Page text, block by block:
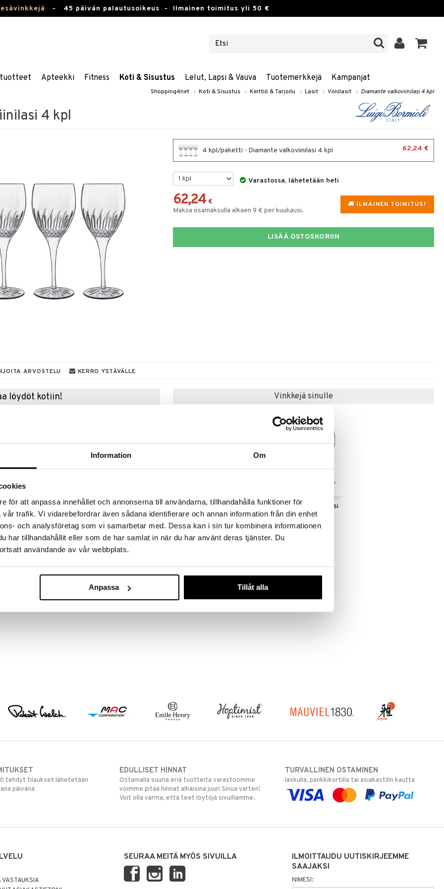
Information Om
för att anpassa innehållet och annonserna till användarna, tillhandahålla funktioner för
trafik. Vi vidarebefordrar även sådana identifierare och annan information från din enhet
och analysföretag som vi samarbetar med. Dessa kan i sin tur kombinera informationen
har tillhandahållit eller som de har samlat in när du har använt deras tjänster. Du
användande av vår webbplats.
Anpassa Tillåt alla
- 45 päivän palautusoikeus - Ilmainen toimitus yli 50 €
Apteekki Fitness Koti & Sisustus Lelut, Lapsi & Vauva Tuotemerkkejä Kampanjat
Shopping4net » Koti & Sisustus » Keittiö & Tarjoilu » Lasit » Viinilasit » Diamante valkoviinilasi 4 kpl
4 kpl
4 kpl/paketti - Diamante valkoviinilasi 4 kpl 62,24 €
Varastossa, lähetetään heti
ILMAINEN TOIMITUS!
62,24 €
Maksa osamaksulla alkaen 9 € per kuukausi.
LISÄÄ OSTOSKORIIN
ARVOSTELU KERRO YSTÄVÄLLE
löydöt kotiin!
31.8.2026 asti mutta ole nopea -
voivat päästä loppumaan!
ale-löydöt »
4 kpl ovat kauniit timanttikuvioiset lasit, jotka
Näin jokaisesta juomasta tulee pieni
vintage-muotoilu on ideaalinen täydentämään
kestäviä eikä niissä ole lyijyä saati
21,5
Vinkkejä sinulle
Diamante punaviinilasi 4
kpl
LUIGI BORMIOLI
64,51 €
Diamante samppanjalasi
4 kpl
LUIGI BORMIOLI
64,51
tehdyt tilaukset lähetetään
päivänä
EDULLISET HINNAT
Ostamalla suuria eriä tuotteita varastoomme
voimme pitää hinnat alhaisina juuri Sinua varten!
Voit olla varma, että teet löytöjä sivuillamme.
TURVALLINEN OSTAMINEN
laskulla, pankkikortilla tai asiakastilin kautta
SEURAA MEITÄ MYÖS SIVUILLA
ILMOITTAUDU UUTISKIRJEEMME
SAAJAKSI
NIMESI: